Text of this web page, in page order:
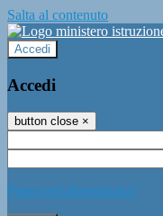
Salta al contenuto
Accedi
Accedi
button close ×
Password dimenticata?